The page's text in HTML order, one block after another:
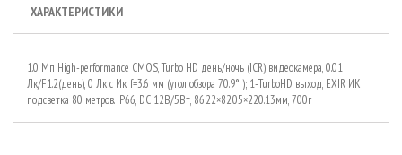
ХАРАКТЕРИСТИКИ
1.0 Мп High-performance CMOS, Turbo HD день/ночь (ICR) видеокамера, 0.01
Лк/F1.2(день), 0 Лк c Ик, f=3.6 мм (угол обзора 70.9° ); 1-TurboHD выход, EXIR ИК
подсветка 80 метров. IP66, DC 12В/5Вт, 86.22×82.05×220.13мм, 700г